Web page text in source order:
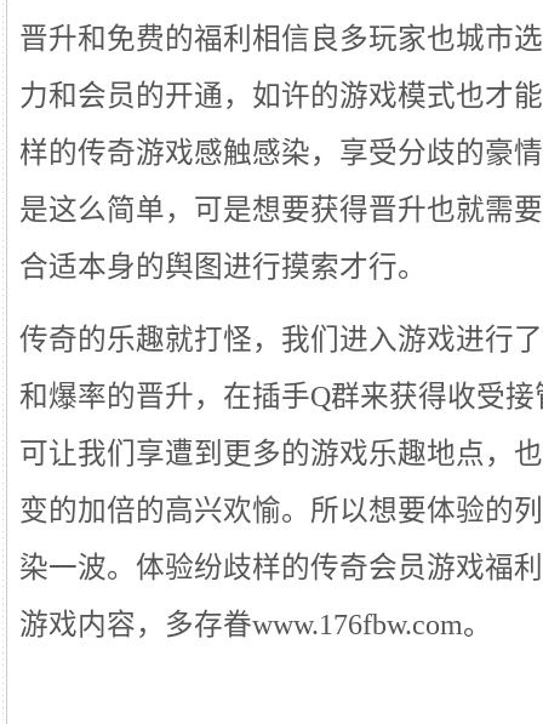
晋升和免费的福利相信良多玩家也城市
力和会员的开通，如许的游戏模式也才
样的传奇游戏感触感染，享受分歧的豪
是这么简单，可是想要获得晋升也就需
合适本身的舆图进行摸索才行。
传奇的乐趣就打怪，我们进入游戏进行
和爆率的晋升，在插手Q群来获得收受
可让我们享遭到更多的游戏乐趣地点，
变的加倍的高兴欢愉。所以想要体验的
染一波。体验纷歧样的传奇会员游戏福
游戏内容，多存眷www.176fbw.com。